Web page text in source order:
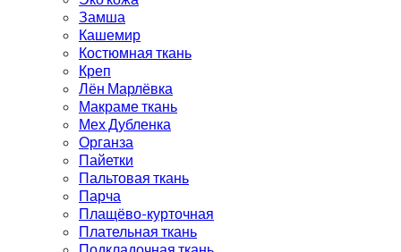
Замша
Кашемир
Костюмная ткань
Креп
Лён Марлёвка
Макраме ткань
Мех Дубленка
Органза
Пайетки
Пальтовая ткань
Парча
Плащёво-курточная
Плательная ткань